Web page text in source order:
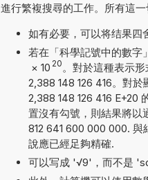
進行繁複搜尋的工作。所有這
如有必要，可以将结果四
若在「科學記號中的數字
× 10 20 。對於這種表示
2,388 148 126 416。對
2,388 148 126 416 E+20
置沒有勾號，則結果將以
812 641 600 000 000. 與
說應已經足夠精確.
可以写成 '√9'，而不是